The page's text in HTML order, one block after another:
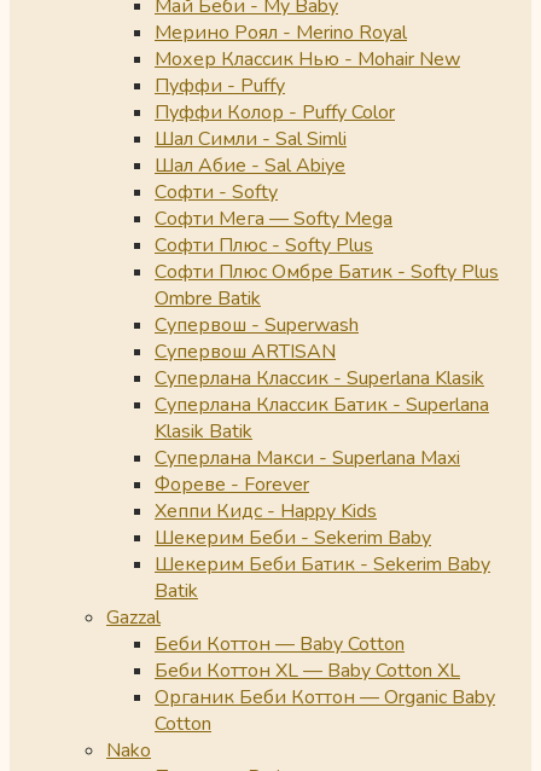
Май Беби - My Baby
Мерино Роял - Merino Royal
Мохер Классик Нью - Mohair New
Пуффи - Puffy
Пуффи Колор - Puffy Color
Шал Симли - Sal Simli
Шал Абие - Sal Abiye
Софти - Softy
Софти Мега — Softy Mega
Софти Плюс - Softy Plus
Софти Плюс Омбре Батик - Softy Plus
Ombre Batik
Супервош - Superwash
Супервош ARTISAN
Суперлана Классик - Superlana Klasik
Суперлана Классик Батик - Superlana
Klasik Batik
Суперлана Макси - Superlana Maxi
Фореве - Forever
Хеппи Кидс - Happy Kids
Шекерим Беби - Sekerim Baby
Шекерим Беби Батик - Sekerim Baby
Batik
Gazzal
Беби Коттон — Baby Cotton
Беби Коттон XL — Baby Cotton XL
Органик Беби Коттон — Organic Baby
Cotton
Nako